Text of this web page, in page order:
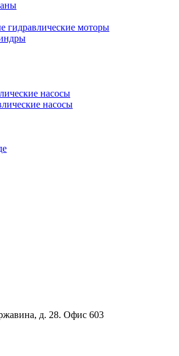
гидравлические моторы
насосы
насосы
д. 28. Офис 603